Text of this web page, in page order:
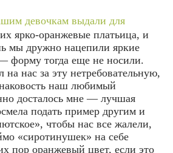
девочкам выдали для
ярко-оранжевые платьица, и
мы дружно нацепили яркие
форму тогда еще не носили.
нас за эту нетребовательную,
наш любимый
досталось мне — лучшая
подать пример другим и
чтобы нас все жалели,
«сиротинушек» на себе
пор оранжевый цвет, если это